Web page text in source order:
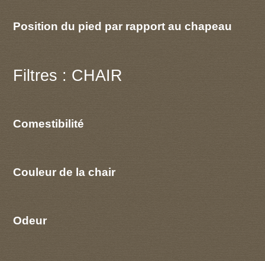
Position du pied par rapport au chapeau
Filtres : CHAIR
Comestibilité
Couleur de la chair
Odeur